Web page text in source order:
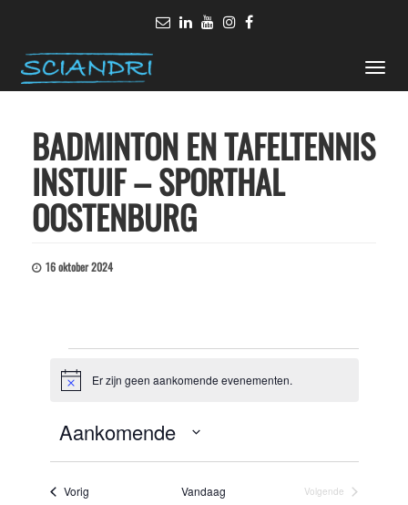
Toggle
BADMINTON EN TAFELTENNIS
INSTUIF – SPORTHAL
OOSTENBURG
16 oktober 2024
Evenementen
BerichtEr zijn geen aankomende evenementen.
Aankomende
Selecteer
datum
VorigEvenementen Vandaag
Volgende